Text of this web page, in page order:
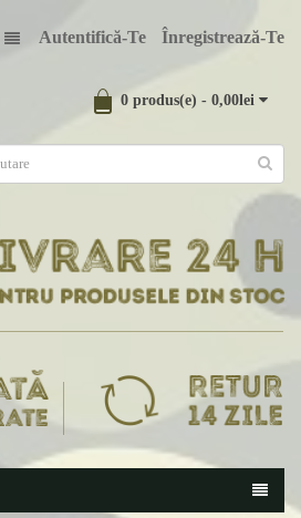
Autentifică-Te Înregistrează-Te
0 produs(e) - 0,00lei